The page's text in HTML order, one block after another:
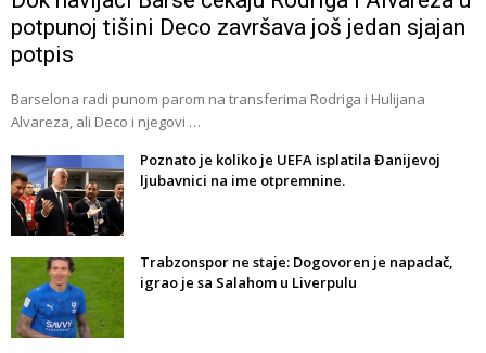
potpunoj tišini Deco završava još jedan sjajan
potpis
Barselona radi punom parom na transferima Rodriga i Hulijana
Alvareza, ali Deco i njegovi …
Poznato je koliko je UEFA isplatila Đanijevoj
ljubavnici na ime otpremnine.
Trabzonspor ne staje: Dogovoren je napadač,
igrao je sa Salahom u Liverpulu